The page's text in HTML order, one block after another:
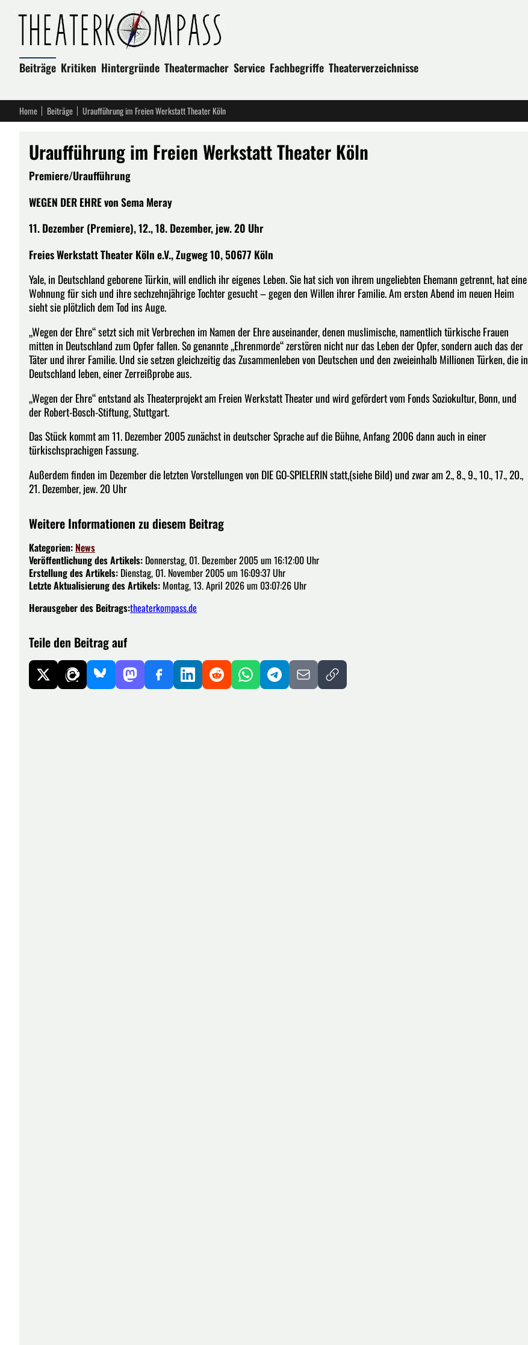
Beiträge Kritiken Hintergründe Theatermacher Service Fachbegriffe Theaterverzeichnisse
Home Beiträge Uraufführung im Freien Werkstatt Theater Köln
Uraufführung im Freien Werkstatt Theater Köln
Premiere/Uraufführung
WEGEN DER EHRE von Sema Meray
11. Dezember (Premiere), 12., 18. Dezember, jew. 20 Uhr
Freies Werkstatt Theater Köln e.V., Zugweg 10, 50677 Köln
Yale, in Deutschland geborene Türkin, will endlich ihr eigenes Leben. Sie hat sich von ihrem ungeliebten Ehemann getrennt, hat eine
Wohnung für sich und ihre sechzehnjährige Tochter gesucht – gegen den Willen ihrer Familie. Am ersten Abend im neuen Heim
sieht sie plötzlich dem Tod ins Auge.
„Wegen der Ehre“ setzt sich mit Verbrechen im Namen der Ehre auseinander, denen muslimische, namentlich türkische Frauen
mitten in Deutschland zum Opfer fallen. So genannte „Ehrenmorde“ zerstören nicht nur das Leben der Opfer, sondern auch das der
Täter und ihrer Familie. Und sie setzen gleichzeitig das Zusammenleben von Deutschen und den zweieinhalb Millionen Türken, die in
Deutschland leben, einer Zerreißprobe aus.
„Wegen der Ehre“ entstand als Theaterprojekt am Freien Werkstatt Theater und wird gefördert vom Fonds Soziokultur, Bonn, und
der Robert-Bosch-Stiftung, Stuttgart.
Das Stück kommt am 11. Dezember 2005 zunächst in deutscher Sprache auf die Bühne, Anfang 2006 dann auch in einer
türkischsprachigen Fassung.
Außerdem finden im Dezember die letzten Vorstellungen von DIE GO-SPIELERIN statt,(siehe Bild) und zwar am 2., 8., 9., 10., 17., 20.,
21. Dezember, jew. 20 Uhr
Weitere Informationen zu diesem Beitrag
Kategorien: News
Veröffentlichung des Artikels: Donnerstag, 01. Dezember 2005 um 16:12:00 Uhr
Erstellung des Artikels: Dienstag, 01. November 2005 um 16:09:37 Uhr
Letzte Aktualisierung des Artikels: Montag, 13. April 2026 um 03:07:26 Uhr
Herausgeber des Beitrags:theaterkompass.de
Teile den Beitrag auf